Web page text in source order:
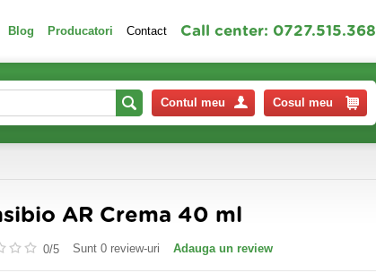
Blog Producatori Contact Call center: 0727.515.368
Contul meu Cosul meu
AR Crema 40 ml
0/5 Sunt 0 review-uri Adauga un review